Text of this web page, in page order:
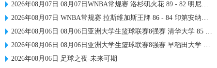
2026年08月07日 08月07日WNBA常规赛 洛杉矶火花 89 - 82 明尼苏达山猫 全场集锦
2026年08月07日 WNBA常规赛 拉斯维加斯王牌 86 - 84 印第安纳狂热 全场集锦
2026年08月06日 08月06日亚洲大学生篮球联赛8强赛 清华大学 85 - 81 菲律宾大学 集锦
2026年08月06日 08月06日亚洲大学生篮球联赛8强赛 早稻田大学 78 - 71 高丽大学 集锦
2026年08月06日 足球之夜-未来可期